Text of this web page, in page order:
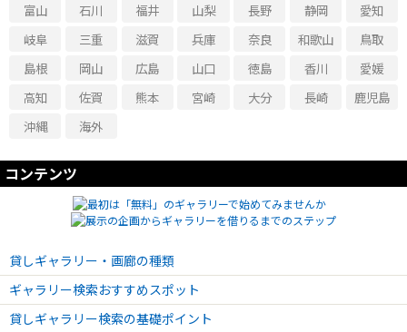
富山
石川 福井 山梨 長野 静岡
愛知
岐阜
三重 滋賀 兵庫 奈良 和歌山
鳥取
島根
岡山 広島 山口 徳島 香川
愛媛
高知
佐賀 熊本 宮崎 大分 長崎
鹿児島
沖縄
海外
コンテンツ
貸しギャラリー・画廊の種類
ギャラリー検索おすすめスポット
貸しギャラリー検索の基礎ポイント